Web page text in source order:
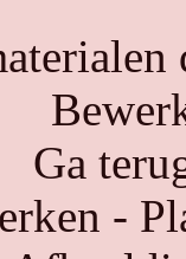
Ga
-